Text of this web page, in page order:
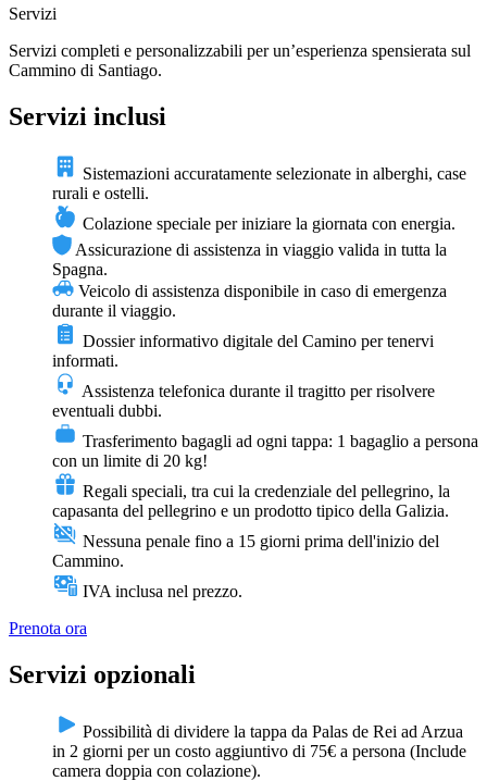
Servizi
Servizi completi e personalizzabili per un’esperienza spensierata sul
Cammino di Santiago.
Servizi inclusi
Sistemazioni accuratamente selezionate in alberghi, case
rurali e ostelli.
Colazione speciale per iniziare la giornata con energia.
Assicurazione di assistenza in viaggio valida in tutta la
Spagna.
Veicolo di assistenza disponibile in caso di emergenza
durante il viaggio.
Dossier informativo digitale del Camino per tenervi
informati.
Assistenza telefonica durante il tragitto per risolvere
eventuali dubbi.
Trasferimento bagagli ad ogni tappa: 1 bagaglio a persona
con un limite di 20 kg!
Regali speciali, tra cui la credenziale del pellegrino, la
capasanta del pellegrino e un prodotto tipico della Galizia.
Nessuna penale fino a 15 giorni prima dell'inizio del
Cammino.
IVA inclusa nel prezzo.
Prenota ora
Servizi opzionali
Possibilità di dividere la tappa da Palas de Rei ad Arzua
in 2 giorni per un costo aggiuntivo di 75€ a persona (Include
camera doppia con colazione).